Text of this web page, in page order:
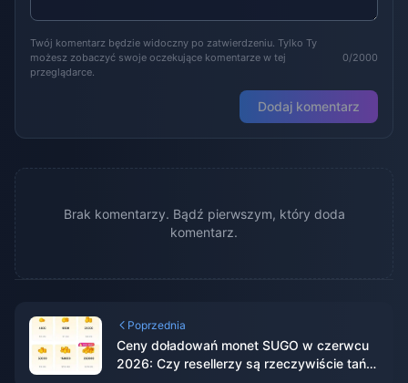
Twój komentarz będzie widoczny po zatwierdzeniu. Tylko Ty
możesz zobaczyć swoje oczekujące komentarze w tej
przeglądarce.
0/2000
Dodaj komentarz
Brak komentarzy. Bądź pierwszym, który doda
komentarz.
Poprzednia
Ceny doładowań monet SUGO w czerwcu
2026: Czy resellerzy są rzeczywiście tańsi